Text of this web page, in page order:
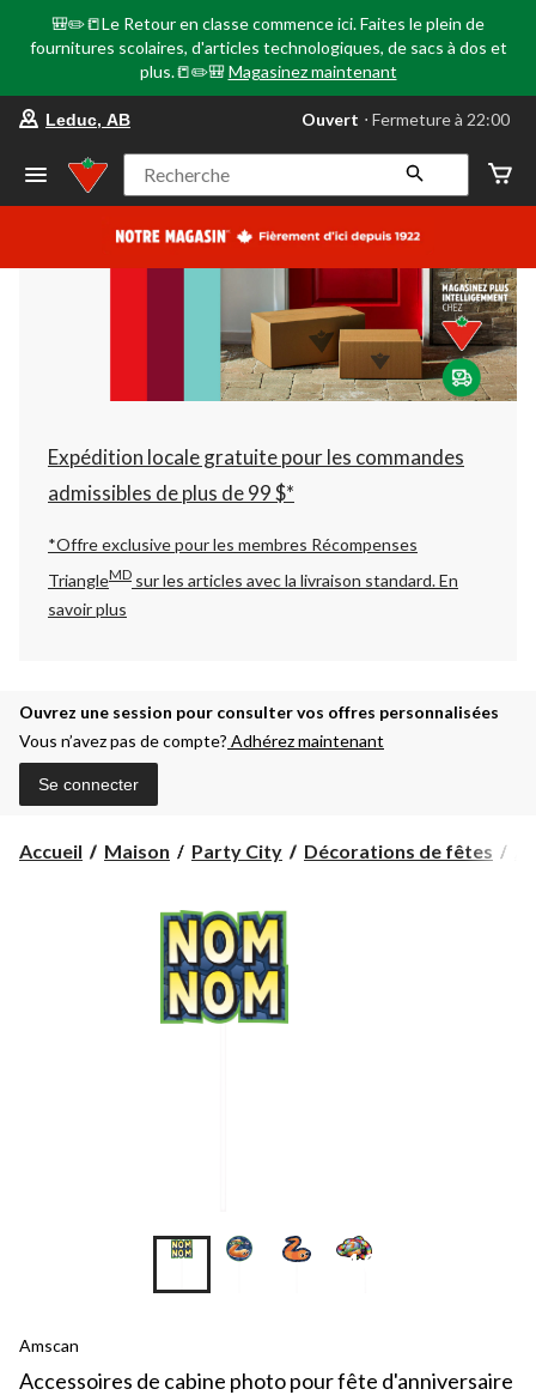
🎒✏️📒Le Retour en classe commence ici. Faites le plein de
fournitures scolaires, d'articles technologiques, de sacs à dos et
plus.📒✏️🎒 Magasinez maintenant
votre
préféré
Leduc,
AB,
courament
Fermeture
à
22:00
cliquer
pour
changer
Leduc, AB Ouvert ⋅ Fermeture à 22:00
Recherche
Expédition locale gratuite pour les commandes
admissibles de plus de 99 $*
*Offre exclusive pour les membres Récompenses
TriangleMD sur les articles avec la livraison standard.En
savoir plus
Ouvrez une session pour consulter vos offres personnalisées
Vous n’avez pas de compte? Adhérez maintenant
Se connecter
Accueil Maison Party City Décorations de fêtes
+10
Amscan
Accessoires de cabine photo pour fête d'anniversaire